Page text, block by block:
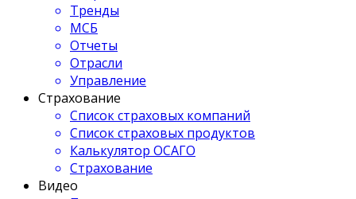
Тренды
МСБ
Отчеты
Отрасли
Управление
Страхование
Список страховых компаний
Список страховых продуктов
Калькулятор ОСАГО
Страхование
Видео